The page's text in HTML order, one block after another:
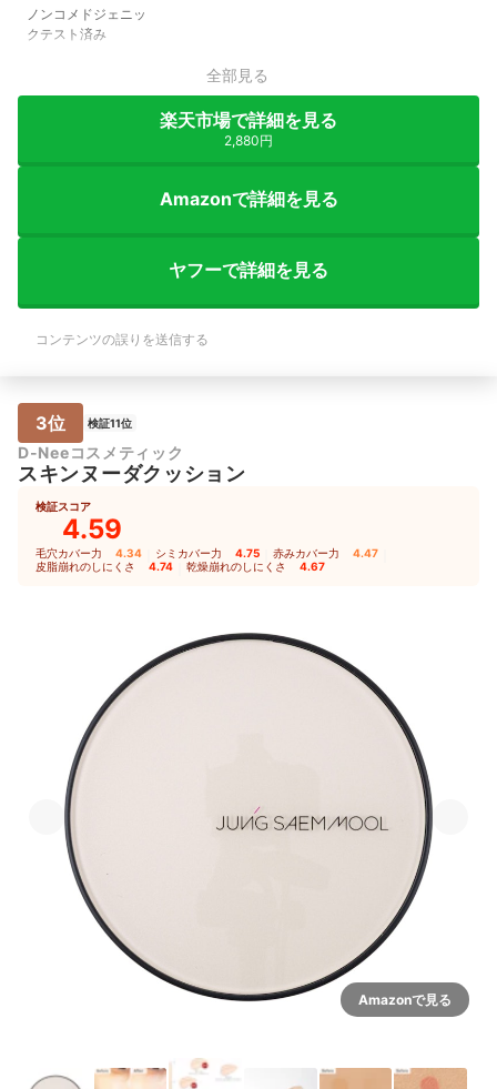
ノンコメドジェニッ
クテスト済み
全部見る
楽天市場で詳細を見る
2,880円
Amazonで詳細を見る
ヤフーで詳細を見る
コンテンツの誤りを送信する
3位 検証11位
D-Neeコスメティック
スキンヌーダクッション
検証スコア
4.59
毛穴カバー力 4.34 シミカバー力 4.75 赤みカバー力 4.47
皮脂崩れのしにくさ 4.74 乾燥崩れのしにくさ 4.67
Amazonで見る